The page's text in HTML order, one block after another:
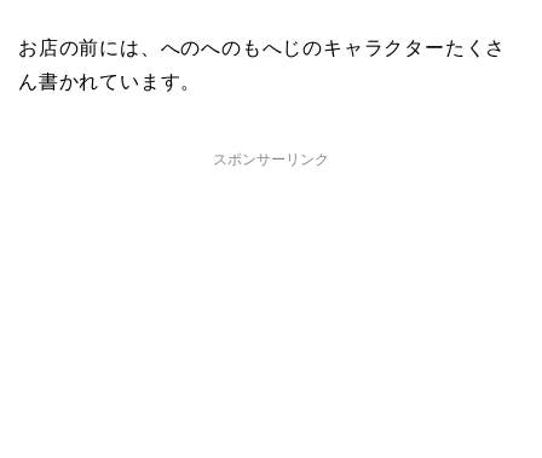
お店の前には、へのへのもへじのキャラクターたくさ
ん書かれています。
スポンサーリンク